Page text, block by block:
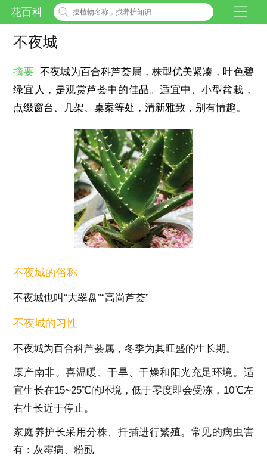
花百科
不夜城
摘要 不夜城为百合科芦荟属，株型优美紧凑，叶色碧
绿宜人，是观赏芦荟中的佳品。适宜中、小型盆栽，
点缀窗台、几架、桌案等处，清新雅致，别有情趣。
不夜城的俗称
不夜城也叫“大翠盘”“高尚芦荟”
不夜城的习性
不夜城为百合科芦荟属，冬季为其旺盛的生长期。
原产南非。喜温暖、干旱、干燥和阳光充足环境。适
宜生长在15~25℃的环境，低于零度即会受冻， 10℃左
右生长近于停止。
家庭养护长采用分株、扦插进行繁殖。常见的病虫害
有：灰霉病、粉虱